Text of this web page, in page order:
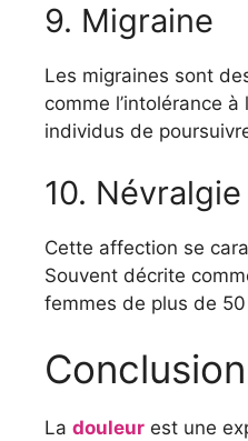
9. Migraine
Les migraines sont
comme l’intolérance
individus de
10.
Cette affection se
Souvent décrite
femmes de plus de
Conclusion
La douleur est une